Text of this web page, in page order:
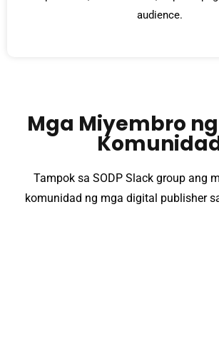
audience.
Mga Miyembro
Tampok sa SODP Slack group ang
komunidad ng mga digital publisher